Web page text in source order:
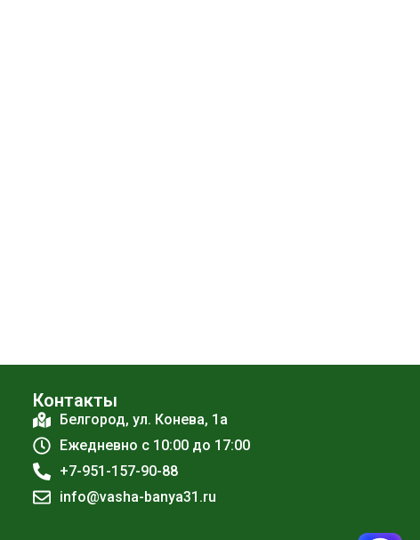
Контакты
Белгород, ул. Конева, 1а
Ежедневно с 10:00 до 17:00
+7-951-157-90-88
info@vasha-banya31.ru